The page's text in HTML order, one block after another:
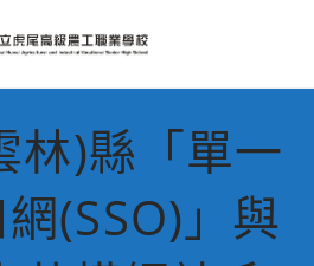
林)縣「單一
(SSO)」與